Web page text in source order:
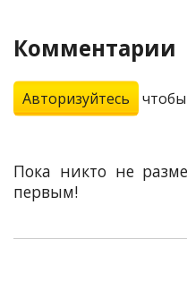
Комментарии
Авторизуйтесь
Пока никто не
первым!